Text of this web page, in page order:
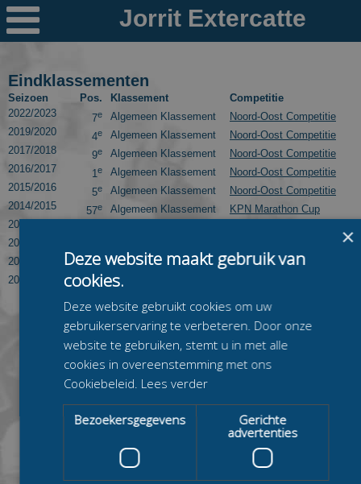

Nieuws
Ploegen
PR's
Schaatspeloton.nl
Eindklassementen
Seizoen Pos. Klassement
Competitie
2022/2023
7e Algemeen Klassement
Noord-Oost Competitie
2019/2020
4e Algemeen Klassement
Noord-Oost Competitie
2017/2018
9e Algemeen Klassement
Noord-Oost Competitie
2016/2017
1e Algemeen Klassement
Noord-Oost Competitie
2015/2016
5e Algemeen Klassement
Noord-Oost Competitie
2014/2015
57e Algemeen Klassement
KPN Marathon Cup
2014/2015
2013/2014
2013/2014
29e Jongeren Klassement
KPN Marathon Cup
2012/2013
37e Algemeen Klassement
×
Deze website maakt gebruik van
cookies.
Deze website gebruikt cookies om uw
gebruikerservaring te verbeteren. Door onze
website te gebruiken, stemt u in met alle
cookies in overeenstemming met ons
Cookiebeleid. Lees verder
Bezoekersgegevens
Gerichte
advertenties